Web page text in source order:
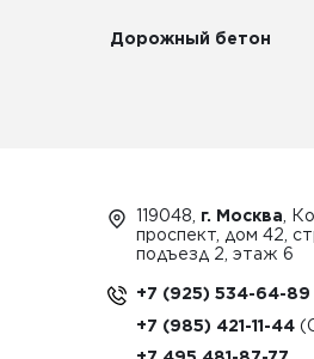
Дорожный бетон
119048, г. Москва ,
проспект, дом 42,
подъезд 2, этаж 6
+7 (925) 534-64-89
+7 (985) 421-11-44